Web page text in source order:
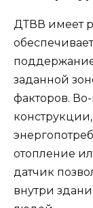
ДТВВ имеет
заданной
факторов.
отопление
датчик
внутри